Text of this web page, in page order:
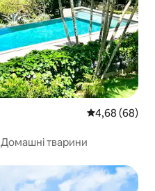
Середня
4,68 (68)
Домашні тварини